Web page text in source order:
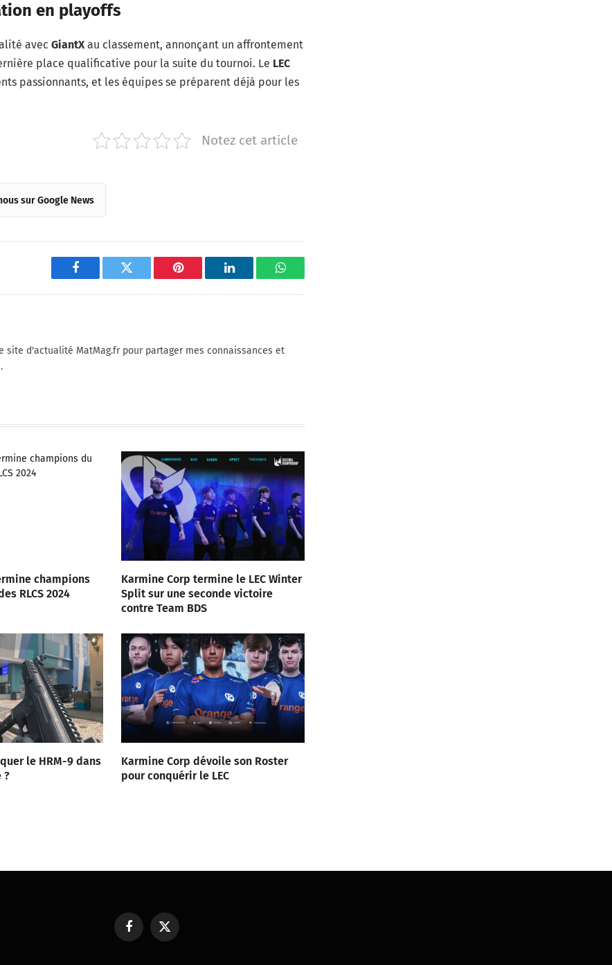
en playoffs
avec GiantXau classement, annonçant un affrontement
place qualificative pour la suite du tournoi. Le LEC
passionnants, et les équipes se préparent déjà pour les
Notez cet article
sur Google News
Facebook Twitter Pinterest LinkedIn WhatsApp
site d'actualité MatMag.fr pour partager mes connaissances et
champions
RLCS 2024
Karmine Corp termine le LEC Winter
Split sur une seconde victoire
contre Team BDS
le HRM-9 dans
?
Karmine Corp dévoile son Roster
pour conquérir le LEC
FacebookX